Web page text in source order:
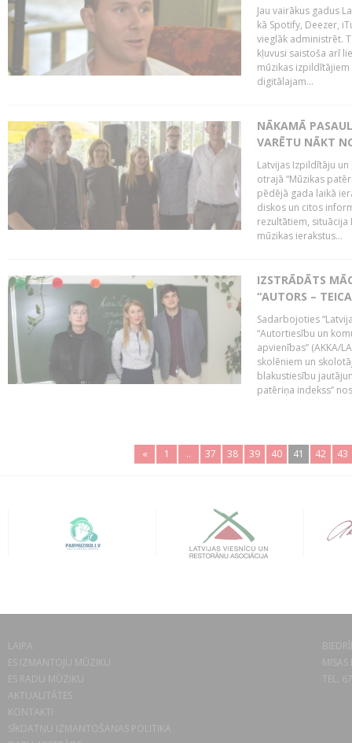
Jau vairākus gadus
kā Spotify, Deezer,
vieglāk administrēt.
kļuvusi saistoša arī
mūzikas
digitālajam...
NĀKAMĀ
VARĒTU NĀKT
Latvijas Izpildītāju
otrajā “Mūzikas
pēdējā gada laikā
diskos un citos
rezultātiem, situācija
mūzikas ierakstus...
IZSTRĀDĀTS
“AUTORS –
Sadarbojoties
“Autortiesību un
apvienības” (AKKA/
skolēniem un
blakustiesību
patēriņa indekss”
« 1 .. 37 38 39 40 41 42 43
LAIPA
ES IZMANTOJU MŪZIKU
ES RADU MŪZIKU
AKTUALITĀTES
KONTAKTI
SĪKDATŅU IZMANTOŠANAS POLITIKA
TEL.